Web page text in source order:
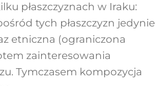
płaszczyznach w Iraku:
tych płaszczyzn jedynie
etniczna (ograniczona
zainteresowania
Tymczasem kompozycja